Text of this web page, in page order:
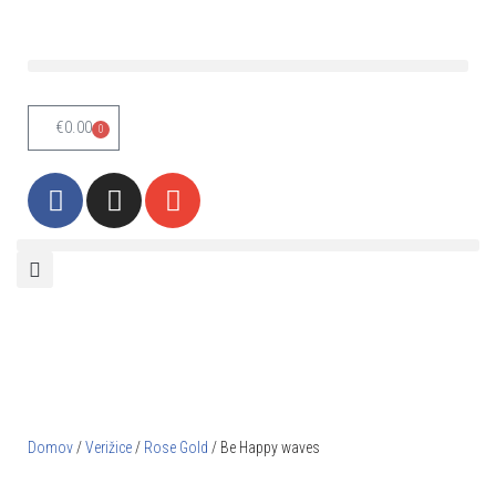
vsebino
€0.00 0
Domov /Verižice / Rose Gold / Be Happy waves